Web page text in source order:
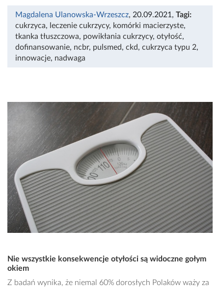
Magdalena Ulanowska-Wrzeszcz, 20.09.2021 , Tagi:
cukrzyca, leczenie cukrzycy, komórki macierzyste,
tkanka tłuszczowa, powikłania cukrzycy, otyłość,
dofinansowanie, ncbr, pulsmed, ckd, cukrzyca typu 2,
innowacje, nadwaga
Nie wszystkie konsekwencje otyłości są widoczne gołym
okiem
Z badań wynika, że niemal 60% dorosłych Polaków waży za